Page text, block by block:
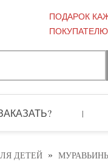
ПОДАРОК
ПОКУПАТЕЛЮ
|
ДЕТЕЙ »